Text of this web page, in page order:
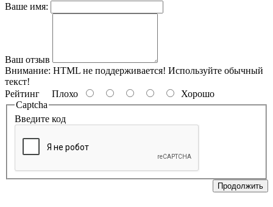
Ваше имя:
Ваш отзыв
Внимание: HTML не поддерживается! Используйте обычный
текст!
Рейтинг Плохо
Хорошо
Captcha
Введите код
Продолжить